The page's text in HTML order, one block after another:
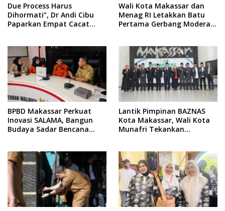
Due Process Harus
Dihormati”, Dr Andi Cibu
Paparkan Empat Cacat
Wali Kota Makassar dan
Menag RI Letakkan Batu
Pertama Gerbang Moderasi
BPBD Makassar Perkuat
Inovasi SALAMA, Bangun
Budaya Sadar Bencana
Lantik Pimpinan BAZNAS
Kota Makassar, Wali Kota
Munafri Tekankan
Data